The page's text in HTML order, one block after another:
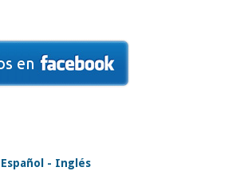
- Inglés